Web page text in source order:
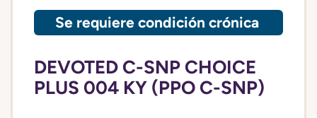
Se requiere condición crónica
DEVOTED C-SNP CHOICE
PLUS 004 KY (PPO C-SNP)